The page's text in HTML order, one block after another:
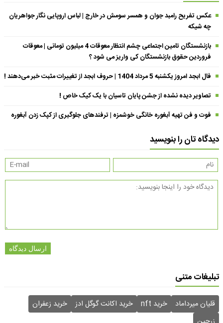
عکس تفریح رامبد جوان و همسر سومش در خارج | لباس اروپایی نگار جواهریان
چه شیکه
بازنشستگان تامین اجتماعی چشم انتظار معوقات 4 میلیون تومانی | معوقات
فروردین حقوق بازنشستگان کی واریز می شود ؟
فال ابجد امروز یکشنبه 5 مرداد 1404 | حروف ابجد از تغییرات مثبت خبر می‌دهند !
تصاویر دیده نشده از جشن پایان تاسیان با یک کیک خاص !
فوت و فن تهیه آبغوره خانگی خوشمزه | ترفندهای جلوگیری از کپک زدن آبغوره
دیدگاه تان را بنویسید
ارسال دیدگاه
تبلیغات متنی
قلیان میرداماد خرید nft خرید اکانت گوگل ادز
خرید زعفران